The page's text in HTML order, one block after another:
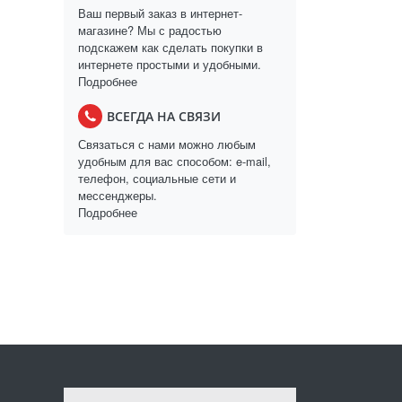
Ваш первый заказ в интернет-
магазине? Мы с радостью
подскажем как сделать покупки в
интернете простыми и удобными.
Подробнее
ВСЕГДА НА СВЯЗИ
Связаться с нами можно любым
удобным для вас способом: e-mail,
телефон, социальные сети и
мессенджеры.
Подробнее